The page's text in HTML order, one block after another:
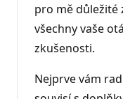
pro mě důležité
všechny vaše
zkušenosti.
Nejprve vám